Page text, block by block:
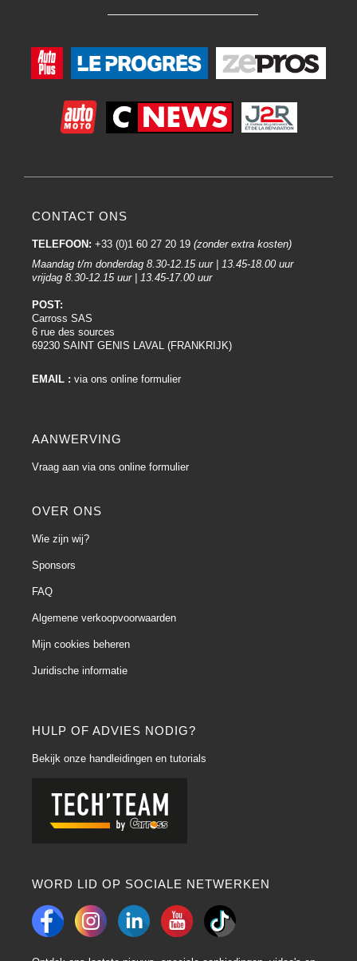
HULP OF ADVIES NODIG?
Bekijk onze handleidingen en tutorials
WORD LID OP SOCIALE NETWERKEN
CONTACT ONS
TELEFOON: +33 (0)1 60 27 20 19 (zonder extra kosten)
Maandag t/m donderdag 8.30-12.15 uur | 13.45-18.00 uur
vrijdag 8.30-12.15 uur | 13.45-17.00 uur
POST:
Carross SAS
6 rue des sources
69230 SAINT GENIS LAVAL (FRANKRIJK)
EMAIL : via ons online formulier
AANWERVING
Vraag aan via ons online formulier
OVER ONS
Wie zijn wij?
Sponsors
FAQ
Algemene verkoopvoorwaarden
Mijn cookies beheren
Juridische informatie